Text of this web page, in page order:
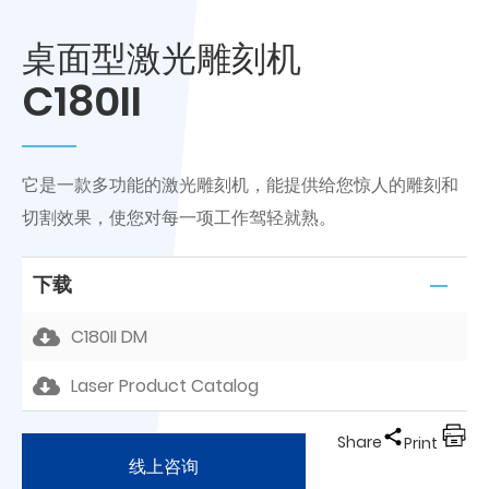
桌面型激光雕刻机
C180II
它是一款多功能的激光雕刻机，能提供给您惊人的雕刻和
切割效果，使您对每一项工作驾轻就熟。
下载
C180II DM
Laser Product Catalog
线上咨询
Share Print